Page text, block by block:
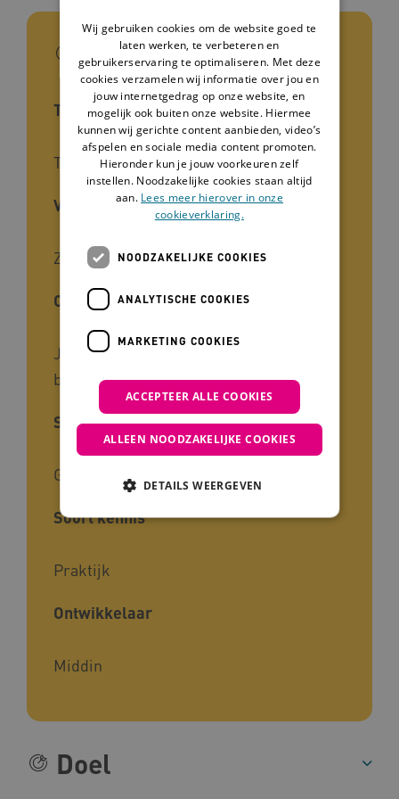
In het kort
Type interventie
Training voor de cliënt
Voor wie
Zorgmanagers, Begeleiders
Cliëntgroep
Jongeren, Licht verstandelijke
beperking
Sector
Gehandicaptenzorg
Soort kennis
Praktijk
Ontwikkelaar
Middin
Doel
Wij gebruiken cookies om de website goed te
laten werken, te verbeteren en
gebruikerservaring te optimaliseren. Met deze
cookies verzamelen wij informatie over jou en
jouw internetgedrag op onze website, en
mogelijk ook buiten onze website. Hiermee
kunnen wij gerichte content aanbieden, video’s
afspelen en sociale media content promoten.
Hieronder kun je jouw voorkeuren zelf
instellen. Noodzakelijke cookies staan altijd
aan. Lees meer hierover in onze
cookieverklaring.
NOODZAKELIJKE COOKIES
ANALYTISCHE COOKIES
MARKETING COOKIES
ACCEPTEER ALLE COOKIES
ALLEEN NOODZAKELIJKE COOKIES
DETAILS WEERGEVEN
Deze functionele en technische cookies zorgen
ROLLOUT_TOKEN